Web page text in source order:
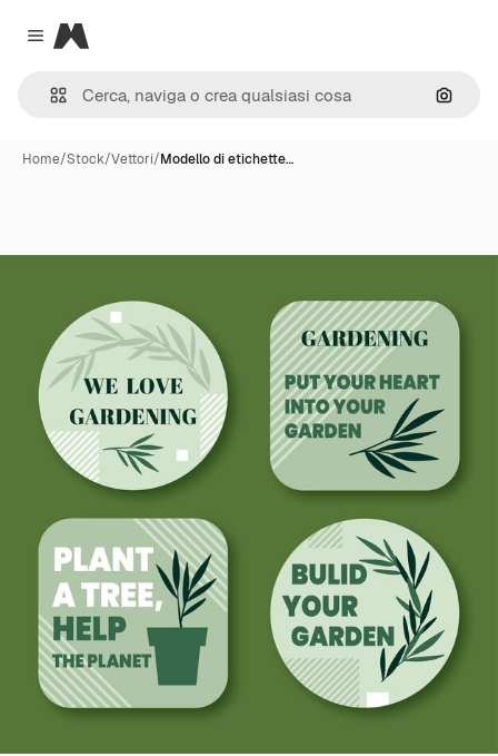
Close menu
Magnific
Cerca
Home/Stock/Vettori/Modello di etichette…